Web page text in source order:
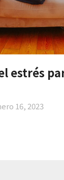
estrés
16, 2023